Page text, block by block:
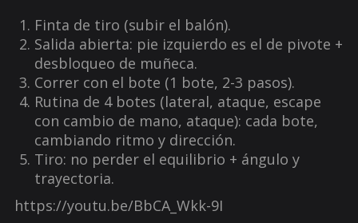
Finta de tiro (subir el balón).
Salida abierta: pie izquierdo es el de pivote +
desbloqueo de muñeca.
Correr con el bote (1 bote, 2-3 pasos).
Rutina de 4 botes (lateral, ataque, escape
con cambio de mano, ataque): cada bote,
cambiando ritmo y dirección.
Tiro: no perder el equilibrio + ángulo y
trayectoria.
https://youtu.be/BbCA_Wkk-9I